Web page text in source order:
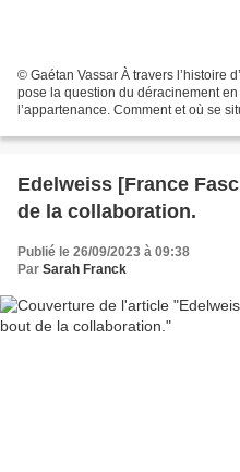
© Gaétan Vassar À travers l’histoire
pose la question du déracinement
l’appartenance. Comment et où se
Edelweiss [France
de la collaboration.
Publié le 26/09/2023 à 09:38
Par Sarah Franck